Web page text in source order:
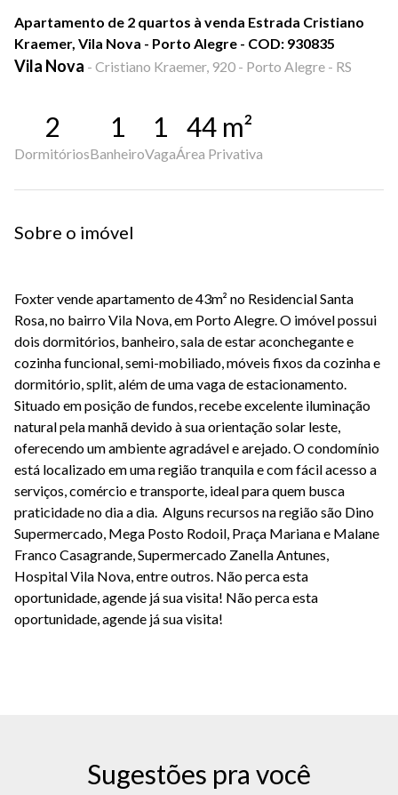
Apartamento de 2 quartos à venda Estrada Cristiano
Kraemer, Vila Nova - Porto Alegre - COD: 930835
Vila Nova - Cristiano Kraemer, 920 - Porto Alegre - RS
2
Dormitórios
1
Banheiro
1
Vaga
44 m²
Área Privativa
Sobre o imóvel
Foxter vende apartamento de 43m² no Residencial Santa
Rosa, no bairro Vila Nova, em Porto Alegre. O imóvel possui
dois dormitórios, banheiro, sala de estar aconchegante e
cozinha funcional, semi-mobiliado, móveis fixos da cozinha e
dormitório, split, além de uma vaga de estacionamento.
Situado em posição de fundos, recebe excelente iluminação
natural pela manhã devido à sua orientação solar leste,
oferecendo um ambiente agradável e arejado. O condomínio
está localizado em uma região tranquila e com fácil acesso a
serviços, comércio e transporte, ideal para quem busca
praticidade no dia a dia. Alguns recursos na região são Dino
Supermercado, Mega Posto Rodoil, Praça Mariana e Malane
Franco Casagrande, Supermercado Zanella Antunes,
Hospital Vila Nova, entre outros. Não perca esta
oportunidade, agende já sua visita! Não perca esta
oportunidade, agende já sua visita!
Sugestões pra você